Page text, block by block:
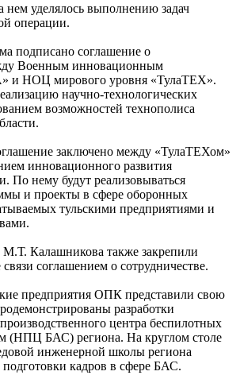
нем уделялось выполнению задач
операции.
подписано соглашение о
Военным инновационным
и НОЦ мирового уровня «ТулаТЕХ».
научно-технологических
возможностей технополиса
заключено между «ТулаТЕХом»
инновационного развития
По нему будут реализовываться
и проекты в сфере оборонных
тульскими предприятиями и
Калашникова также закрепили
соглашением о сотрудничестве.
предприятия ОПК представили свою
разработки
центра беспилотных
(НПЦ БАС) региона. На круглом столе
инженерной школы региона
кадров в сфере БАС.